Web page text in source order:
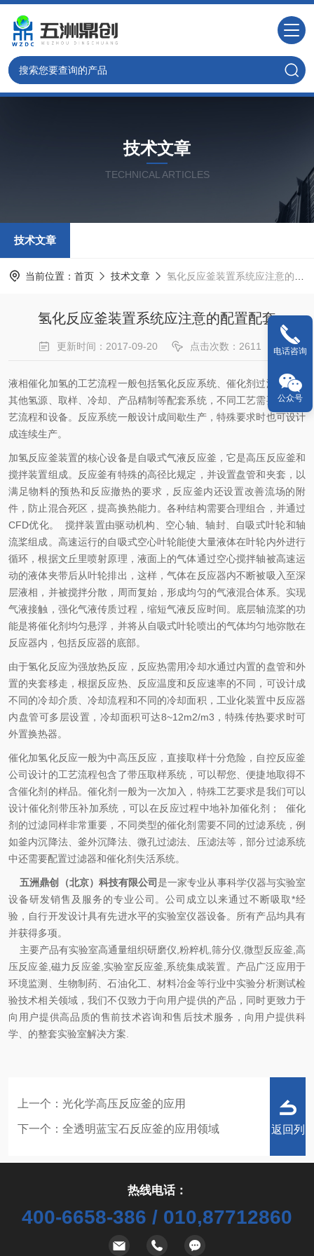
技术文章
TECHNICAL ARTICLES
技术文章
当前位置： 首页 技术文章 氢化反应釜装置系统应注意的配置配套
氢化反应釜装置系统应注意的配置配套
更新时间：2017-09-20 点击次数：2611
液相催化加氢的工艺流程一般包括氢化反应系统、催化剂过滤系统和
其他氢源、取样、冷却、产品精制等配套系统，不同工艺需要不同工
艺流程和设备。反应系统一般设计成间歇生产，特殊要求时也可设计
成连续生产。
加氢反应釜装置的核心设备是自吸式气液反应釜，它是高压反应釜和
搅拌装置组成。反应釜有特殊的高径比规定，并设置盘管和夹套，以
满足物料的预热和反应撤热的要求，反应釜内还设置改善流场的附
件，防止混合死区，提高换热能力。各种结构需要合理组合，并通过
CFD优化。
搅拌装置由驱动机构、空心轴、轴封、自吸式叶轮和轴
流桨组成。高速运行的自吸式空心叶轮能使大量液体在叶轮内外进行
循环，根据文丘里喷射原理，液面上的气体通过空心搅拌轴被高速运
动的液体夹带后从叶轮排出，这样，气体在反应器内不断被吸入至深
层液相，并被搅拌分散，周而复始，形成均匀的气液混合体系。实现
气液接触，强化气液传质过程，缩短气液反应时间。底层轴流桨的功
能是将催化剂均匀悬浮，并将从自吸式叶轮喷出的气体均匀地弥散在
反应器内，包括反应器的底部。
由于氢化反应为强放热反应，反应热需用冷却水通过内置的盘管和外
置的夹套移走，根据反应热、反应温度和反应速率的不同，可设计成
不同的冷却介质、冷却流程和不同的冷却面积，工业化装置中反应器
内盘管可多层设置，冷却面积可达8~12m2/m3 ，特殊传热要求时可
外置换热器。
催化加氢化反应一般为中高压反应，直接取样十分危险，自控反应釜
公司设计的工艺流程包含了带压取样系统，可以帮您、便捷地取得不
含催化剂的样品。催化剂一般为一次加入，特殊工艺要求是我们可以
设计催化剂带压补加系统，可以在反应过程中地补加催化剂；
催化
剂的过滤同样非常重要，不同类型的催化剂需要不同的过滤系统，例
如釜内沉降法、釜外沉降法、微孔过滤法、压滤法等，部分过滤系统
中还需要配置过滤器和催化剂失活系统。
五洲鼎创（北京）科技有限公司 是一家专业从事科学仪器与实验室
设备研发销售及服务的专业公司。公司成立以来通过不断吸取*经
验，自行开发设计具有先进水平的实验室仪器设备。所有产品均具有
并获得多项。
主要产品有实验室高通量组织研磨仪,粉粹机,筛分仪,微型反应釜,高
压反应釜,磁力反应釜,实验室反应釜,系统集成装置。产品广泛应用于
环境监测、生物制药、石油化工、材料冶金等行业中实验分析测试检
验技术相关领域，我们不仅致力于向用户提供的产品，同时更致力于
向用户提供高品质的售前技术咨询和售后技术服务，向用户提供科
学、的整套实验室解决方案.
上一个： 光化学高压反应釜的应用
下一个： 全透明蓝宝石反应釜的应用领域 返回列
热线电话：
400-6658-386 / 010,87712860
电话咨询
公众号